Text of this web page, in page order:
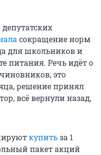
сокращение норм
для школьников и
питания. Речь идёт о
это
решение принял
всё вернули назад,
купитьза 1
пакет акций